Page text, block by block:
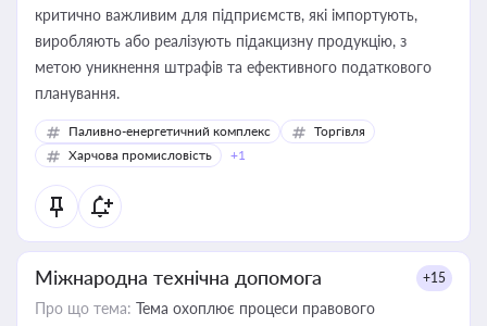
критично важливим для підприємств, які імпортують,
виробляють або реалізують підакцизну продукцію, з
метою уникнення штрафів та ефективного податкового
планування.
Паливно-енергетичний комплекс
Торгівля
Харчова промисловість
+1
Міжнародна технічна допомога +15
Про що тема: Тема охоплює процеси правового